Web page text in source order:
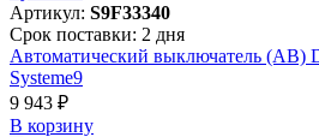
Артикул: S9F33340
Срок поставки: 2 дня
Автоматический выключатель (АВ)
Systeme9
9 943 ₽
В корзинy